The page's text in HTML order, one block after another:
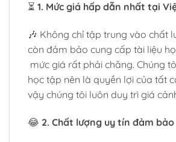
⏳ 1. Mức giá hấp dẫn nhất tại
🎶 Không chỉ tập trung vào chất
còn đảm bảo cung cấp tài liệu
mức giá rất phải chăng. Chúng
học tập nên là quyền lợi của tất
vậy chúng tôi luôn duy trì giá
😂 2. Chất lượng uy tín đảm bảo